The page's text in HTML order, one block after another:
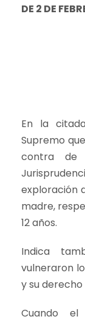
DE 2 DE
En la
Supremo
contra
exploración
madre,
12 años.
Indica
vulneraron
y su
Cuando el